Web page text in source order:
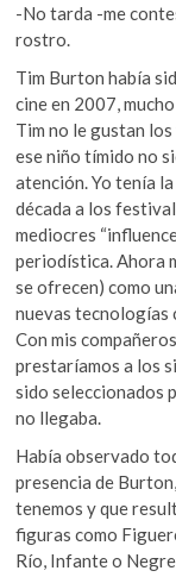
-No tarda -me
rostro.
Tim Burton había
cine en 2007,
Tim no le gustan
ese niño tímido no
atención. Yo tenía
década a los
mediocres
periodística. Ahora
se ofrecen) como
nuevas tecnologías
Con mis
prestaríamos a los
sido seleccionados
no llegaba.
Había observado
presencia de
tenemos y que
figuras como
Río, Infante o